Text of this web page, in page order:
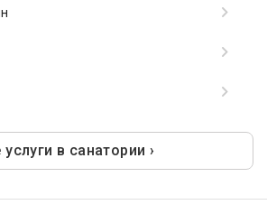
услуги в санатории ›